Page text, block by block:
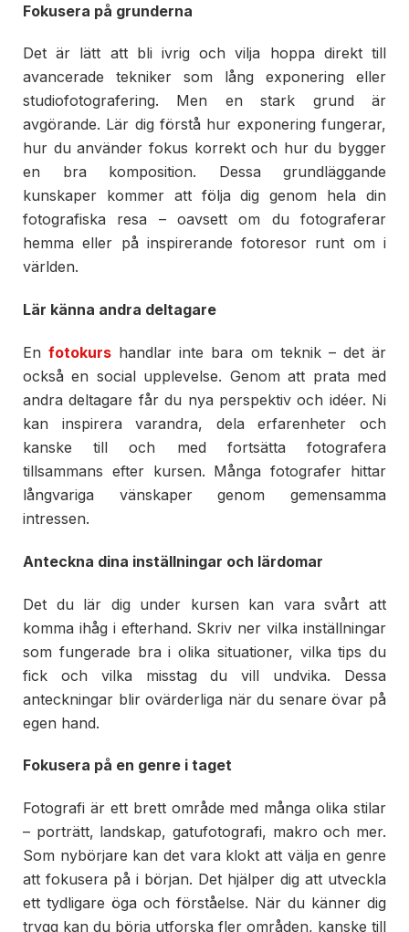
Fokusera på grunderna
Det är lätt att bli ivrig och vilja hoppa direkt till
avancerade tekniker som lång exponering eller
studiofotografering. Men en stark grund är
avgörande. Lär dig förstå hur exponering fungerar,
hur du använder fokus korrekt och hur du bygger
en bra komposition. Dessa grundläggande
kunskaper kommer att följa dig genom hela din
fotografiska resa – oavsett om du fotograferar
hemma eller på inspirerande fotoresor runt om i
världen.
Lär känna andra deltagare
Enfotokurs handlar inte bara om teknik – det är
också en social upplevelse. Genom att prata med
andra deltagare får du nya perspektiv och idéer. Ni
kan inspirera varandra, dela erfarenheter och
kanske till och med fortsätta fotografera
tillsammans efter kursen. Många fotografer hittar
långvariga vänskaper genom gemensamma
intressen.
Anteckna dina inställningar och lärdomar
Det du lär dig under kursen kan vara svårt att
komma ihåg i efterhand. Skriv ner vilka inställningar
som fungerade bra i olika situationer, vilka tips du
fick och vilka misstag du vill undvika. Dessa
anteckningar blir ovärderliga när du senare övar på
egen hand.
Fokusera på en genre i taget
Fotografi är ett brett område med många olika stilar
– porträtt, landskap, gatufotografi, makro och mer.
Som nybörjare kan det vara klokt att välja en genre
att fokusera på i början. Det hjälper dig att utveckla
ett tydligare öga och förståelse. När du känner dig
trygg kan du börja utforska fler områden, kanske till